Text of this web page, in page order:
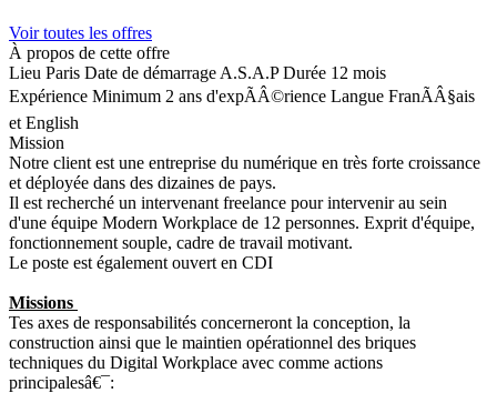
Voir toutes les offres
À propos de cette offre
Lieu Paris Date de démarrage A.S.A.PDurée 12 mois
Expérience Minimum 2 ans d'expÃÂ©rience Langue FranÃÂ§ais
et English
Mission
Notre client est une entreprise du numérique en très forte croissance
et déployée dans des dizaines de pays.
Il est recherché un intervenant freelance pour intervenir au sein
d'une équipe Modern Workplace de 12 personnes. Exprit d'équipe,
fonctionnement souple, cadre de travail motivant.
Le poste est également ouvert en CDI
Missions
Tes axes de responsabilités concerneront la conception, la
construction ainsi que le maintien opérationnel des briques
techniques du Digital Workplace avec comme actions
principalesâ€¯: